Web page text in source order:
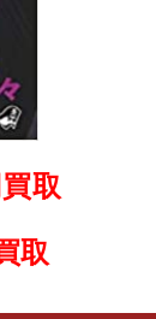
買取
取